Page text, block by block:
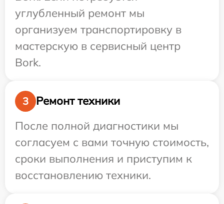
углубленный ремонт мы
организуем транспортировку в
мастерскую в сервисный центр
Bork.
3
Ремонт техники
После полной диагностики мы
согласуем с вами точную стоимость,
сроки выполнения и приступим к
восстановлению техники.